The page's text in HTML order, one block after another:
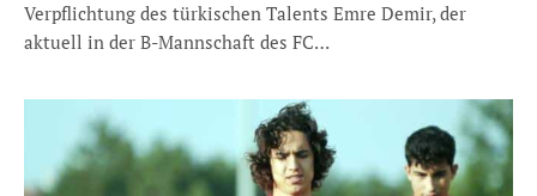
Verpflichtung des türkischen Talents Emre Demir, der
aktuell in der B-Mannschaft des FC…